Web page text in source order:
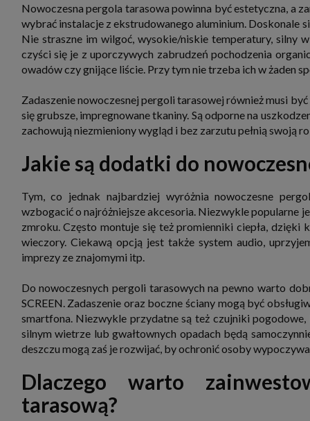
celów.
Na
pliki z
Grupy
2.
oraz
Nowoczesna pergola tarasowa powinna być estetyczna, a
wybrać instalacje z ekstrudowanego aluminium. Doskonale
Nie straszne im wilgoć, wysokie/niskie temperatury, silny
czyści się je z uporczywych zabrudzeń pochodzenia
owadów czy gnijące liście. Przy tym nie trzeba ich w żaden
Zadaszenie nowoczesnej pergoli tarasowej również musi
się grubsze, impregnowane tkaniny. Są odporne na
zachowują niezmieniony wygląd i bez zarzutu pełnią swoją
Jakie są dodatki do
Tym, co jednak najbardziej wyróżnia nowoczesne
wzbogacić o najróżniejsze akcesoria. Niezwykle popularne
zmroku. Często montuje się też promienniki ciepła,
wieczory. Ciekawą opcją jest także system audio,
imprezy ze znajomymi itp.
Do nowoczesnych pergoli tarasowych na pewno warto
SCREEN. Zadaszenie oraz boczne ściany mogą być
smartfona. Niezwykle przydatne są też czujniki
silnym wietrze lub gwałtownych opadach będą
deszczu mogą zaś je rozwijać, by ochronić osoby
Dlaczego warto
tarasową?